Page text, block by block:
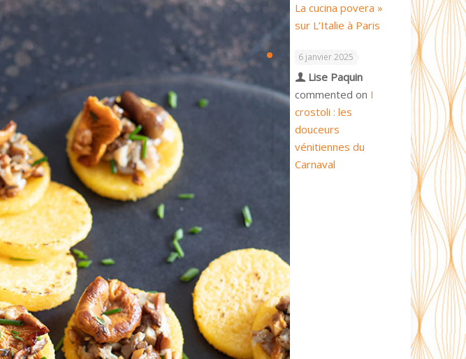
La cucina povera »
sur L’Italie à Paris
6 janvier 2025
Lise Paquin
commented on I
crostoli : les
douceurs
vénitiennes du
Carnaval